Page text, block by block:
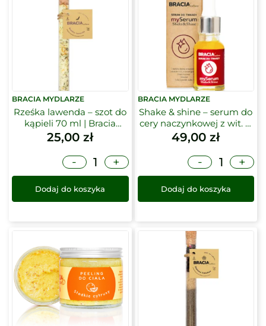
BRACIA MYDLARZE
Rześka lawenda – szot do
kąpieli 70 ml | Bracia
Mydlarze
25,00zł
-
+
Dodaj do koszyka
BRACIA MYDLARZE
Shake & shine – serum do
cery naczynkowej z wit. C
15ml | Bracia Mydlarze
49,00zł
-
+
Dodaj do koszyka